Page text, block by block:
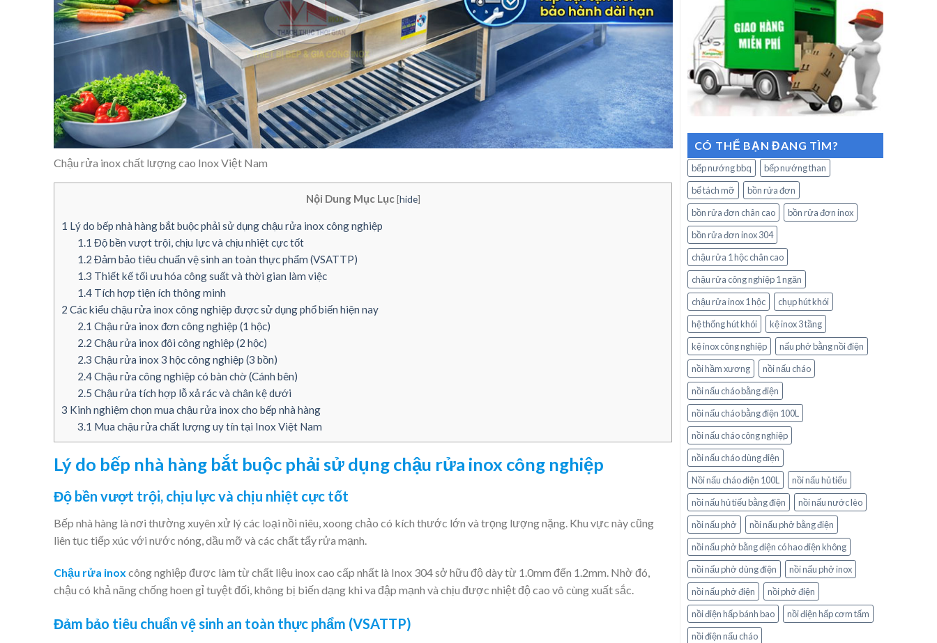
Chậu rửa inox chất lượng cao Inox Việt Nam
Nội Dung Mục Lục [hide]
1 Lý do bếp nhà hàng bắt buộc phải sử dụng chậu rửa inox công nghiệp
1.1 Độ bền vượt trội, chịu lực và chịu nhiệt cực tốt
1.2 Đảm bảo tiêu chuẩn vệ sinh an toàn thực phẩm (VSATTP)
1.3 Thiết kế tối ưu hóa công suất và thời gian làm việc
1.4Tích hợp tiện ích thông minh
2 Các kiểu chậu rửa inox công nghiệp được sử dụng phổ biến hiện nay
2.1 Chậu rửa inox đơn công nghiệp (1 hộc)
2.2 Chậu rửa inox đôi công nghiệp (2 hộc)
2.3 Chậu rửa inox 3 hộc công nghiệp (3 bồn)
2.4Chậu rửa công nghiệp có bàn chờ (Cánh bên)
2.5 Chậu rửa tích hợp lỗ xả rác và chân kệ dưới
3 Kinh nghiệm chọn mua chậu rửa inox cho bếp nhà hàng
3.1 Mua chậu rửa chất lượng uy tín tại Inox Việt Nam
Lý do bếp nhà hàng bắt buộc phải sử dụng chậu rửa inox công nghiệp
Độ bền vượt trội, chịu lực và chịu nhiệt cực tốt
Bếp nhà hàng là nơi thường xuyên xử lý các loại nồi niêu, xoong chảo có kích thước lớn và trọng lượng nặng. Khu vực này cũng
liên tục tiếp xúc với nước nóng, dầu mỡ và các chất tẩy rửa mạnh.
Chậu rửa inox công nghiệp được làm từ chất liệu inox cao cấp nhất là Inox 304 sở hữu độ dày từ 1.0mm đến 1.2mm. Nhờ đó,
chậu có khả năng chống hoen gỉ tuyệt đối, không bị biến dạng khi va đập mạnh và chịu được nhiệt độ cao vô cùng xuất sắc.
Đảm bảo tiêu chuẩn vệ sinh an toàn thực phẩm (VSATTP)
CÓ THỂ BẠN ĐANG TÌM?
bếp nướng bbq
bếp nướng than
bể tách mỡ
bồn rửa đơn
bồn rửa đơn chân cao
bồn rửa đơn inox
bồn rửa đơn inox 304
chậu rửa 1 hộc chân cao
chậu rửa công nghiệp 1 ngăn
chậu rửa inox 1 hộc
chụp hút khói
hệ thống hút khói
kệ inox 3 tầng
kệ inox công nghiệp
nấu phở bằng nồi điện
nồi hầm xương
nồi nấu cháo
nồi nấu cháo bằng điện
nồi nấu cháo bằng điện 100L
nồi nấu cháo công nghiệp
nồi nấu cháo dùng điện
Nồi nấu cháo điện 100L
nồi nấu hủ tiếu
nồi nấu hủ tiếu bằng điện
nồi nấu nước lèo
nồi nấu phở
nồi nấu phở bằng điện
nồi nấu phở bằng điện có hao điện không
nồi nấu phở dùng điện
nồi nấu phở inox
nồi nấu phở điện
nồi phở điện
nồi điện hấp bánh bao
nồi điện hấp cơm tấm
nồi điện nấu cháo